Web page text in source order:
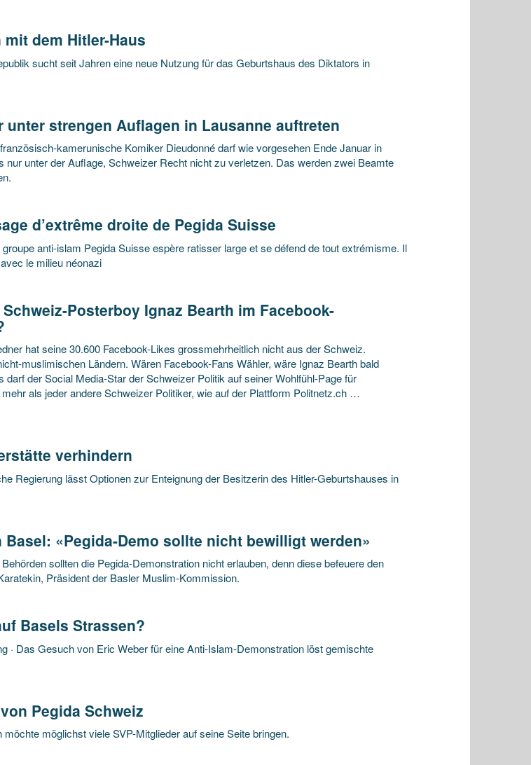
dem Hitler-Haus
sucht seit Jahren eine neue Nutzung für das Geburtshaus des Diktators in
unter strengen Auflagen in Lausanne auftreten
kamerunische Komiker Dieudonné darf wie vorgesehen Ende Januar in
nur unter der Auflage, Schweizer Recht nicht zu verletzen. Das werden zwei Beamte
d’extrême droite de Pegida Suisse
anti-islam Pegida Suisse espère ratisser large et se défend de tout extrémisme. Il
le milieu néonazi
Posterboy Ignaz Bearth im Facebook-
hat seine 30.600 Facebook-Likes grossmehrheitlich nicht aus der Schweiz.
muslimischen Ländern. Wären Facebook-Fans Wähler, wäre Ignaz Bearth bald
darf der Social Media-Star der Schweizer Politik auf seiner Wohlfühl-Page für
als jeder andere Schweizer Politiker, wie auf der Plattform Politnetz.ch …
verhindern
Regierung lässt Optionen zur Enteignung der Besitzerin des Hitler-Geburtshauses in
Basel: «Pegida-Demo sollte nicht bewilligt werden»
sollten die Pegida-Demonstration nicht erlauben, denn diese befeuere den
Präsident der Basler Muslim-Kommission.
Basels Strassen?
· Das Gesuch von Eric Weber für eine Anti-Islam-Demonstration löst gemischte
Pegida Schweiz
möglichst viele SVP-Mitglieder auf seine Seite bringen.